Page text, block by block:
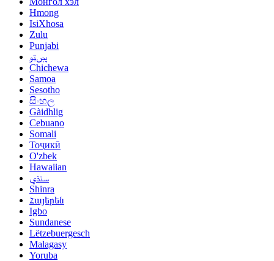
Hmong
IsiXhosa
Zulu
Punjabi
پښتو
Chichewa
Samoa
Sesotho
සිංහල
Gàidhlig
Cebuano
Somali
Тоҷикӣ
O'zbek
Hawaiian
سنڌي
Shinra
Հայերեն
Igbo
Sundanese
Lëtzebuergesch
Malagasy
Yoruba